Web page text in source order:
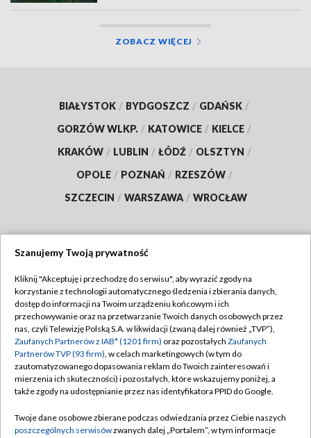
ZOBACZ WIĘCEJ
BIAŁYSTOK / BYDGOSZCZ / GDAŃSK /
GORZÓW WLKP. / KATOWICE / KIELCE /
KRAKÓW / LUBLIN / ŁÓDŹ / OLSZTYN /
OPOLE / POZNAŃ / RZESZÓW /
SZCZECIN / WARSZAWA / WROCŁAW
TVP
Abonament TVP
Emisja w TVP
Centrum informacji TVP
Naziemna Telewizja Cyfrowa
Rada Programowa
Regulamin TVP
Polityka prywatności
Moje zgody
Pomoc
Kontakt
Szanujemy Twoją prywatność
Kliknij "Akceptuję i przechodzę do serwisu", aby wyrazić zgody na
korzystanie z technologii automatycznego śledzenia i zbierania danych,
dostęp do informacji na Twoim urządzeniu końcowym i ich
przechowywanie oraz na przetwarzanie Twoich danych osobowych przez
nas, czyli Telewizję Polską S.A. w likwidacji (zwaną dalej również „TVP”),
Zaufanych Partnerów z IAB* (1201 firm) oraz pozostałych Zaufanych
Partnerów TVP (93 firm), w celach marketingowych (w tym do
zautomatyzowanego dopasowania reklam do Twoich zainteresowań i
mierzenia ich skuteczności) i pozostałych, które wskazujemy poniżej, a
także zgody na udostępnianie przez nas identyfikatora PPID do Google.
Twoje dane osobowe zbierane podczas odwiedzania przez Ciebie naszych
poszczególnych serwisówzwanych dalej „Portalem”, w tym informacje